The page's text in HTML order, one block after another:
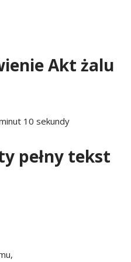
Akt żalu
10 sekundy
pełny tekst